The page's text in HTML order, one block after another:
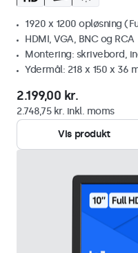
1920 x 1200 opløsning
HDMI, VGA, BNC og RCA
Montering: skrivebord,
Ydermål: 218 x 150 x 36
2.199,00 kr.
2.748,75 kr. inkl. moms
Vis produkt